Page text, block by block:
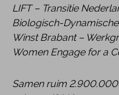
LIFT – Transitie
Biologisch-
Winst Brabant –
Women Engage for a
Samen ruim